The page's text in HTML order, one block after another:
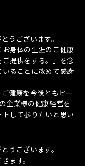
うございます。
身体の生涯のご健康
提供をする。」を念
ることに改めて感謝
健康を今後ともピー
企業様の健康経営を
して参りたいと思い
うございます。
ます。